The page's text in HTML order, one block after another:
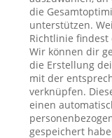
die
unterstützen.
Richtlinie findest
Wir können dir
die Erstellung
mit der
verknüpfen.
einen
gespeichert